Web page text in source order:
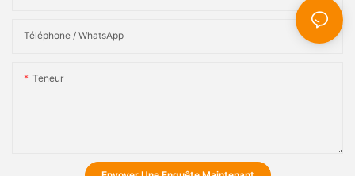
Téléphone / WhatsApp
Teneur